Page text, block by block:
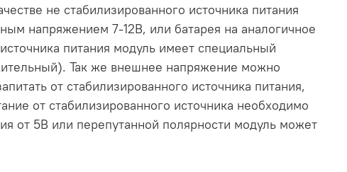
не стабилизированного источника питания
напряжением 7-12В, или батарея на аналогичное
питания модуль имеет специальный
Так же внешнее напряжение можно
от стабилизированного источника питания,
от стабилизированного источника необходимо
от 5В или перепутанной полярности модуль может